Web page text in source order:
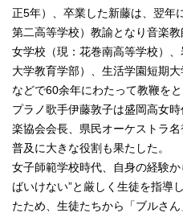
正5年）、卒業した新藤は、翌年
第二高等学校）教諭となり音楽
女学校（現：花巻南高等学校）
大学教育学部）、生活学園短期
などで60余年にわたって教鞭を
プラノ歌手伊藤敦子は盛岡高女
楽協会会長、県民オーケストラ
普及に大きな役割も果たした。
女子師範学校時代、自身の経験
ばいけない”と厳しく生徒を指導
たため、生徒たちから「ブルさん